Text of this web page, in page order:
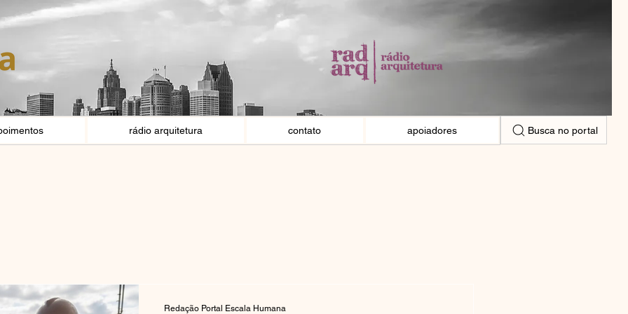
rádio arquitetura contato apoiadores Busca no portal
Redação Portal Escala Humana